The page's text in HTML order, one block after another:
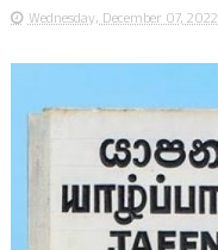
Wednesday, December 07, 2022